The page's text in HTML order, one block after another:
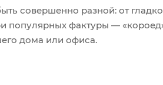
совершенно разной: от
популярных фактуры —
дома или офиса.